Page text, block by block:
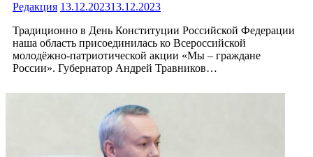
Редакция 13.12.202313.12.2023
Традиционно в День Конституции Российской Федерации
наша область присоединилась ко Всероссийской
молодёжно-патриотической акции «Мы – граждане
России». Губернатор Андрей Травников…